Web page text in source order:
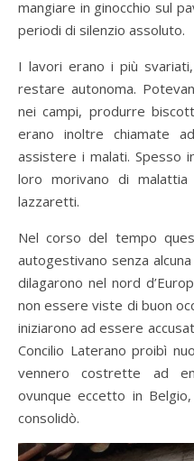
mangiare in ginocchio sul
periodi di silenzio assoluto.
I lavori erano i più
restare autonoma.
nei campi, produrre
erano inoltre chiamate
assistere i malati. Spesso
loro morivano di
lazzaretti.
Nel corso del tempo
autogestivano senza
dilagarono nel nord
non essere viste di buon
iniziarono ad essere
Concilio Laterano proibì
vennero costrette ad
ovunque eccetto in
consolidò.